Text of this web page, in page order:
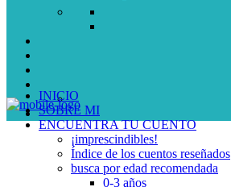
INICIO
SOBRE MI
ENCUENTRA TU CUENTO
¡imprescindibles!
Índice de los cuentos reseñados
busca por edad recomendada
0-3 años